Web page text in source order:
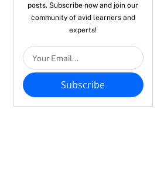
posts. Subscribe now and join our
community of avid learners and
experts!
Subscribe